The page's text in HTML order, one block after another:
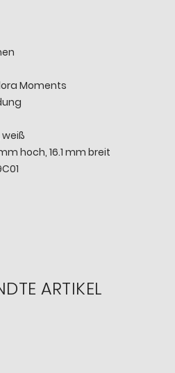
Moments
hoch, 16.1 mm breit
ARTIKEL